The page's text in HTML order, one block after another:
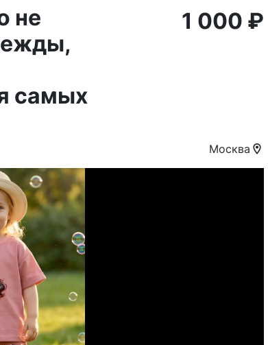
не
самых
1 000 ₽
Москва